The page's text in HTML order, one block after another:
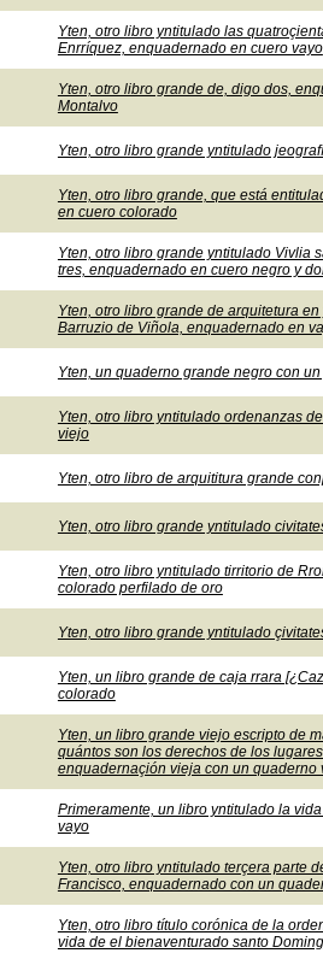
Yten, otro libro yntitulado las
Enrríquez, enquadernado en cuero vayo
Yten, otro libro grande de, digo dos,
Montalvo
Yten, otro libro grande yntitulado
Yten, otro libro grande, que está
en cuero colorado
Yten, otro libro grande yntitulado Vivlia
tres, enquadernado en cuero negro y
Yten, otro libro grande de arquitetura
Barruzio de Viñola, enquadernado en
Yten, un quaderno grande negro con
Yten, otro libro yntitulado ordenanzas
viejo
Yten, otro libro de arquititura grande
Yten, otro libro grande yntitulado
Yten, otro libro yntitulado tirritorio de
colorado perfilado de oro
Yten, otro libro grande yntitulado
Yten, un libro grande de caja rrara
colorado
Yten, un libro grande viejo escripto de
quántos son los derechos de los
enquadernaçión vieja con un quaderno
Primeramente, un libro yntitulado la
vayo
Yten, otro libro yntitulado terçera parte
Francisco, enquadernado con un
Yten, otro libro título corónica de la
vida de el bienaventurado santo